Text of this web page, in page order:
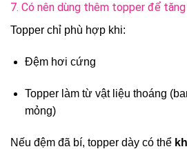
7. Có nên dùng thêm topper để
Topper chỉ phù hợp khi:
Đệm hơi cứng
Topper làm từ vật liệu thoáng
mỏng)
Nếu đệm đã bí, topper dày có thể